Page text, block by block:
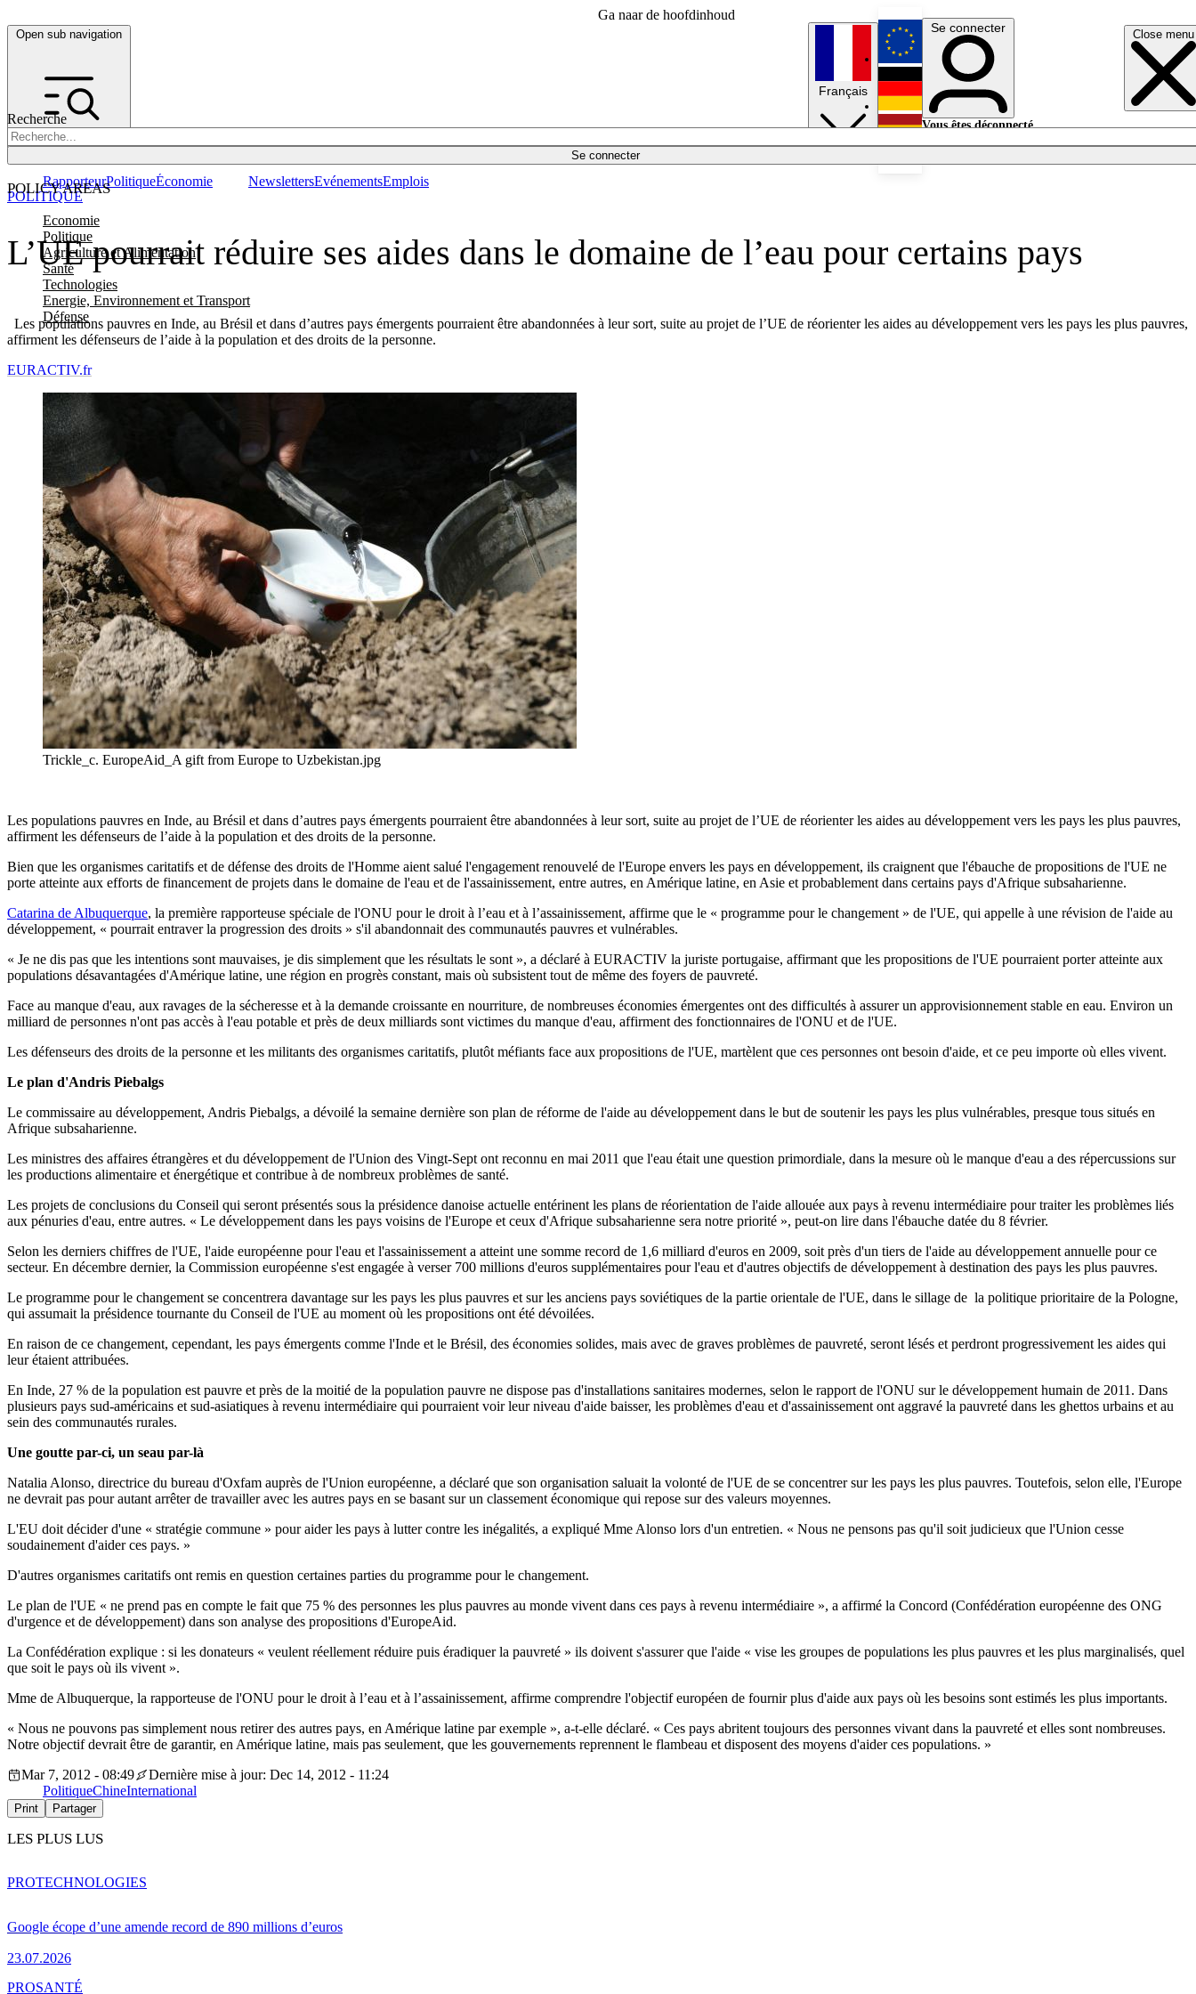
Ga naar de hoofdinhoud
Open sub navigation Close menu
Recherche
Se connecter
POLICY AREAS
Economie
Politique
Agriculture et Alimentation
Santé
Technologies
Energie, Environnement et Transport
Défense
RapporteurPolitiqueÉconomie NewslettersEvénementsEmplois
Français
English
Deutsch
Se connecter
Vous êtes déconnecté.
L’UE pourrait réduire ses aides dans le domaine de l’eau pour certains pays
Les populations pauvres en Inde, au Brésil et dans d’autres pays émergents pourraient être abandonnées à leur sort, suite au projet de l’UE de réorienter les aides au développement vers les pays les plus pauvres,
affirment les défenseurs de l’aide à la population et des droits de la personne.
POLITIQUE
EURACTIV.fr
Trickle_c. EuropeAid_A gift from Europe to Uzbekistan.jpg
Les populations pauvres en Inde, au Brésil et dans d’autres pays émergents pourraient être abandonnées à leur sort, suite au projet de l’UE de réorienter les aides au développement vers les pays les plus pauvres,
affirment les défenseurs de l’aide à la population et des droits de la personne.
Bien que les organismes caritatifs et de défense des droits de l'Homme aient salué l'engagement renouvelé de l'Europe envers les pays en développement, ils craignent que l'ébauche de propositions de l'UE ne
porte atteinte aux efforts de financement de projets dans le domaine de l'eau et de l'assainissement, entre autres, en Amérique latine, en Asie et probablement dans certains pays d'Afrique subsaharienne.
Catarina de Albuquerque, la première rapporteuse spéciale de l'ONU pour le droit à l’eau et à l’assainissement, affirme que le « programme pour le changement » de l'UE, qui appelle à une révision de l'aide au
développement, « pourrait entraver la progression des droits » s'il abandonnait des communautés pauvres et vulnérables.
« Je ne dis pas que les intentions sont mauvaises, je dis simplement que les résultats le sont », a déclaré à EURACTIV la juriste portugaise, affirmant que les propositions de l'UE pourraient porter atteinte aux
populations désavantagées d'Amérique latine, une région en progrès constant, mais où subsistent tout de même des foyers de pauvreté.
Face au manque d'eau, aux ravages de la sécheresse et à la demande croissante en nourriture, de nombreuses économies émergentes ont des difficultés à assurer un approvisionnement stable en eau. Environ un
milliard de personnes n'ont pas accès à l'eau potable et près de deux milliards sont victimes du manque d'eau, affirment des fonctionnaires de l'ONU et de l'UE.
Les défenseurs des droits de la personne et les militants des organismes caritatifs, plutôt méfiants face aux propositions de l'UE, martèlent que ces personnes ont besoin d'aide, et ce peu importe où elles vivent.
Le plan d'Andris Piebalgs
Le commissaire au développement, Andris Piebalgs, a dévoilé la semaine dernière son plan de réforme de l'aide au développement dans le but de soutenir les pays les plus vulnérables, presque tous situés en
Afrique subsaharienne.
Les ministres des affaires étrangères et du développement de l'Union des Vingt-Sept ont reconnu en mai 2011 que l'eau était une question primordiale, dans la mesure où le manque d'eau a des répercussions sur
les productions alimentaire et énergétique et contribue à de nombreux problèmes de santé.
Les projets de conclusions du Conseil qui seront présentés sous la présidence danoise actuelle entérinent les plans de réorientation de l'aide allouée aux pays à revenu intermédiaire pour traiter les problèmes liés
aux pénuries d'eau, entre autres. « Le développement dans les pays voisins de l'Europe et ceux d'Afrique subsaharienne sera notre priorité », peut-on lire dans l'ébauche datée du 8 février.
Selon les derniers chiffres de l'UE, l'aide européenne pour l'eau et l'assainissement a atteint une somme record de 1,6 milliard d'euros en 2009, soit près d'un tiers de l'aide au développement annuelle pour ce
secteur. En décembre dernier, la Commission européenne s'est engagée à verser 700 millions d'euros supplémentaires pour l'eau et d'autres objectifs de développement à destination des pays les plus pauvres.
Le programme pour le changement se concentrera davantage sur les pays les plus pauvres et sur les anciens pays soviétiques de la partie orientale de l'UE, dans le sillage de la politique prioritaire de la Pologne,
qui assumait la présidence tournante du Conseil de l'UE au moment où les propositions ont été dévoilées.
En raison de ce changement, cependant, les pays émergents comme l'Inde et le Brésil, des économies solides, mais avec de graves problèmes de pauvreté, seront lésés et perdront progressivement les aides qui
leur étaient attribuées.
En Inde, 27 % de la population est pauvre et près de la moitié de la population pauvre ne dispose pas d'installations sanitaires modernes, selon le rapport de l'ONU sur le développement humain de 2011. Dans
plusieurs pays sud-américains et sud-asiatiques à revenu intermédiaire qui pourraient voir leur niveau d'aide baisser, les problèmes d'eau et d'assainissement ont aggravé la pauvreté dans les ghettos urbains et au
sein des communautés rurales.
Une goutte par-ci, un seau par-là
Natalia Alonso, directrice du bureau d'Oxfam auprès de l'Union européenne, a déclaré que son organisation saluait la volonté de l'UE de se concentrer sur les pays les plus pauvres. Toutefois, selon elle, l'Europe
ne devrait pas pour autant arrêter de travailler avec les autres pays en se basant sur un classement économique qui repose sur des valeurs moyennes.
L'EU doit décider d'une « stratégie commune » pour aider les pays à lutter contre les inégalités, a expliqué Mme Alonso lors d'un entretien. « Nous ne pensons pas qu'il soit judicieux que l'Union cesse
soudainement d'aider ces pays. »
D'autres organismes caritatifs ont remis en question certaines parties du programme pour le changement.
Le plan de l'UE « ne prend pas en compte le fait que 75 % des personnes les plus pauvres au monde vivent dans ces pays à revenu intermédiaire », a affirmé la Concord (Confédération européenne des ONG
d'urgence et de développement) dans son analyse des propositions d'EuropeAid.
La Confédération explique : si les donateurs « veulent réellement réduire puis éradiquer la pauvreté » ils doivent s'assurer que l'aide « vise les groupes de populations les plus pauvres et les plus marginalisés, quel
que soit le pays où ils vivent ».
Mme de Albuquerque, la rapporteuse de l'ONU pour le droit à l’eau et à l’assainissement, affirme comprendre l'objectif européen de fournir plus d'aide aux pays où les besoins sont estimés les plus importants.
« Nous ne pouvons pas simplement nous retirer des autres pays, en Amérique latine par exemple », a-t-elle déclaré. « Ces pays abritent toujours des personnes vivant dans la pauvreté et elles sont nombreuses.
Notre objectif devrait être de garantir, en Amérique latine, mais pas seulement, que les gouvernements reprennent le flambeau et disposent des moyens d'aider ces populations. »
Mar 7, 2012 - 08:49
Dernière mise à jour: Dec 14, 2012 - 11:24
PolitiqueChineInternational
Print Partager
LES PLUS LUS
Google écope d’une amende record de 890 millions d’euros
23.07.2026
PROTECHNOLOGIES
PROSANTÉ